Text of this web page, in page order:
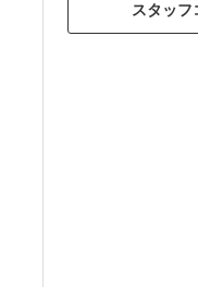
スタッフ